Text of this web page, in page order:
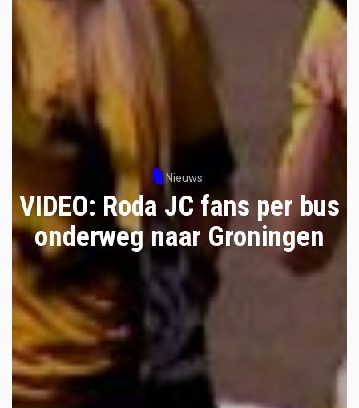
Nieuws
VIDEO: Roda JC fans per bus
onderweg naar Groningen